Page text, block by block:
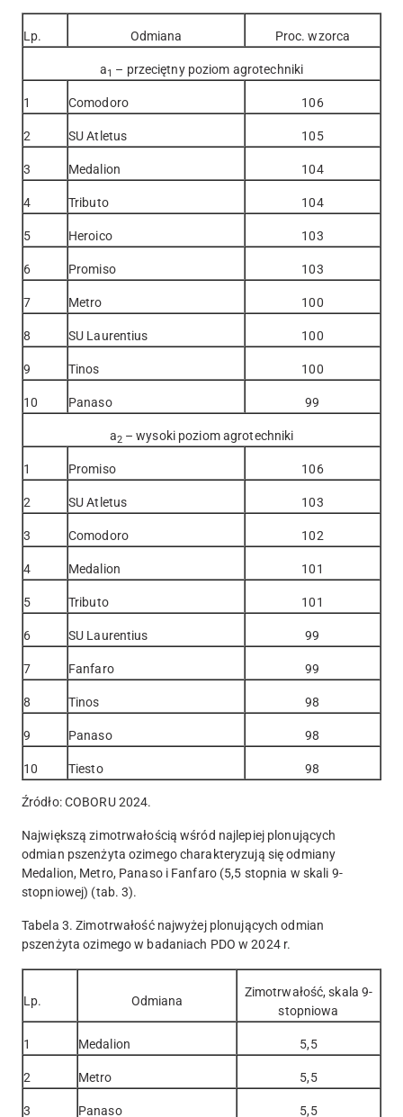
Lp. Odmiana Proc. wzorca
a1 – przeciętny poziom agrotechniki
1 Comodoro 106
2 SU Atletus 105
3 Medalion 104
4 Tributo 104
5 Heroico 103
6 Promiso 103
7 Metro 100
8 SU Laurentius 100
9 Tinos 100
10 Panaso 99
a2– wysoki poziom agrotechniki
1 Promiso 106
2 SU Atletus 103
3 Comodoro 102
4 Medalion 101
5 Tributo 101
6 SU Laurentius 99
7 Fanfaro 99
8 Tinos 98
9 Panaso 98
10 Tiesto 98
Źródło: COBORU 2024.
Największą zimotrwałością wśród najlepiej plonujących
odmian pszenżyta ozimego charakteryzują się odmiany
Medalion, Metro, Panaso i Fanfaro (5,5 stopnia w skali 9-
stopniowej) (tab. 3).
Tabela 3. Zimotrwałość najwyżej plonujących odmian
pszenżyta ozimego w badaniach PDO w 2024 r.
Lp. Odmiana
Zimotrwałość, skala 9-
stopniowa
1 Medalion 5,5
2 Metro 5,5
3 Panaso 5,5